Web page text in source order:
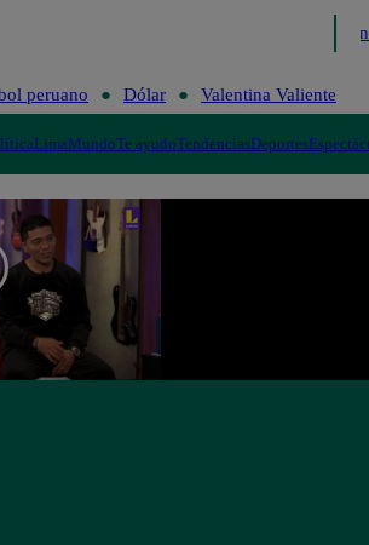
Fútbol
peruano Dólar Valentina Valiente
LimaMundoTe ayudoTendenciasDeportes